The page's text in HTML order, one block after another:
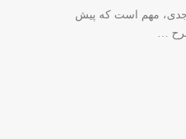
جدی، مهم است که پیش
طرح …